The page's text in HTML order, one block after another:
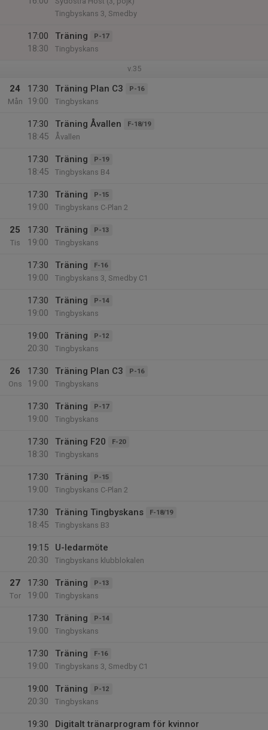
Tingbyskans 3, Smedby
17:00
18:30
Träning P-17
Tingbyskans
v.35
24
Mån
17:30
19:00
Träning Plan C3 P-16
Tingbyskans
17:30
18:45
Träning Åvallen F-18/19
Åvallen
17:30
18:45
Träning P-19
Tingbyskans B4
17:30
19:00
Träning P-15
Tingbyskans C-Plan 2
25
Tis
17:30
19:00
Träning P-13
Tingbyskans
17:30
19:00
Träning F-16
Tingbyskans 3, Smedby C1
17:30
19:00
Träning P-14
Tingbyskans
19:00
20:30
Träning P-12
Tingbyskans
26
Ons
17:30
19:00
Träning Plan C3 P-16
Tingbyskans
17:30
19:00
Träning P-17
Tingbyskans
17:30
18:30
Träning F20 F-20
Tingbyskans
17:30
19:00
Träning P-15
Tingbyskans C-Plan 2
17:30
18:45
Träning Tingbyskans F-18/19
Tingbyskans B3
19:15
20:30
U-ledarmöte
Tingbyskans klubblokalen
27
Tor
17:30
19:00
Träning P-13
Tingbyskans
17:30
19:00
Träning P-14
Tingbyskans
17:30
19:00
Träning F-16
Tingbyskans 3, Smedby C1
19:00
20:30
Träning P-12
Tingbyskans
19:30
Digitalt tränarprogram för kvinnor